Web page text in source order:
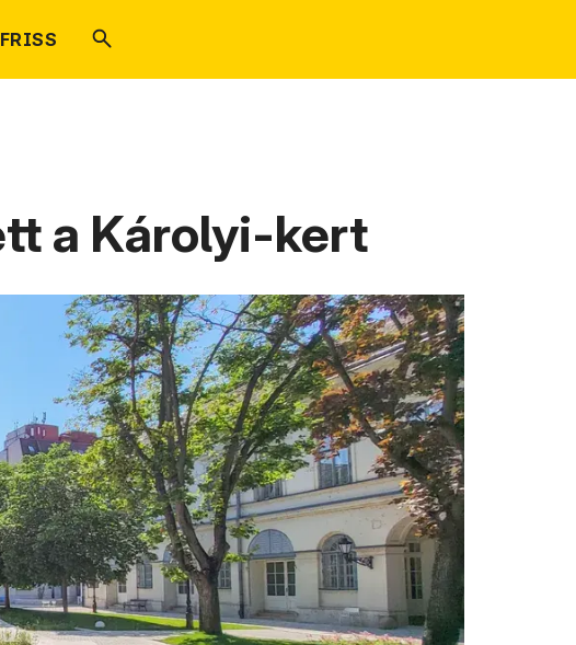
FRISS
a Károlyi-kert